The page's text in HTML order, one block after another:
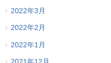
2022年3月
2022年2月
2022年1月